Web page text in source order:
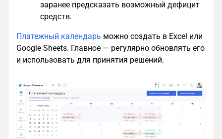
заранее предсказать возможный дефицит
средств.
Платежный календарь можно создать в Excel или
Google Sheets. Главное — регулярно обновлять его
и использовать для принятия решений.